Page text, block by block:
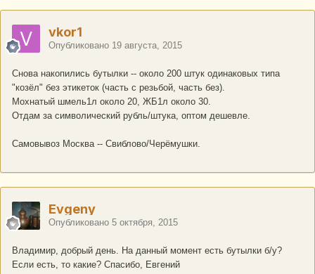
vkor1
Опубликовано 19 августа, 2015
Снова накопились бутылки -- около 200 штук одинаковых типа
"козёл" без этикеток (часть с резьбой, часть без).
Мохнатый шмель1л около 20, ЖБ1л около 30.
Отдам за символический рубль/штука, оптом дешевле.
Самовывоз Москва -- Свиблово/Черёмушки.
Evgeny
Опубликовано 5 октября, 2015
Владимир, добрый день. На данный момент есть бутылки б/у?
Если есть, то какие? Спасибо, Евгений